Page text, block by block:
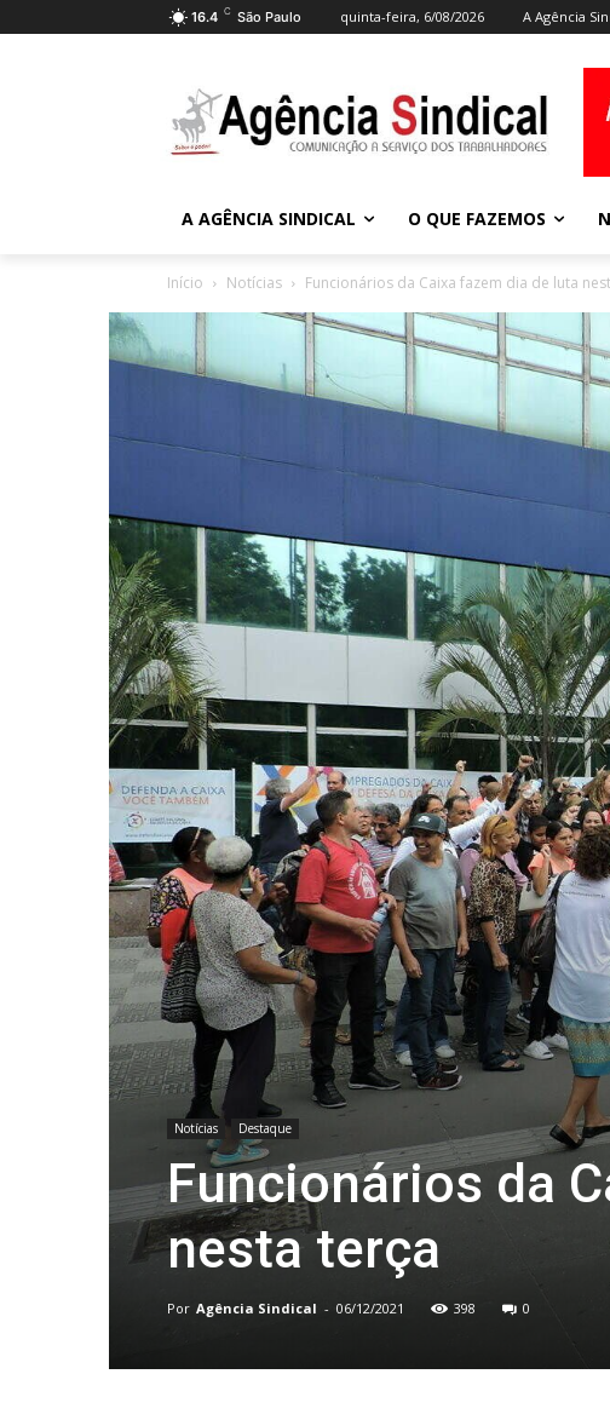
16.4 C São Paulo quinta-feira, 6/08/2026 A Agência
A AGÊNCIA SINDICAL O QUE FAZEMOS
Início Notícias Funcionários da Caixa fazem dia de luta
Notícias Destaque
Funcionários da
nesta terça
Por Agência Sindical - 06/12/2021 398 0